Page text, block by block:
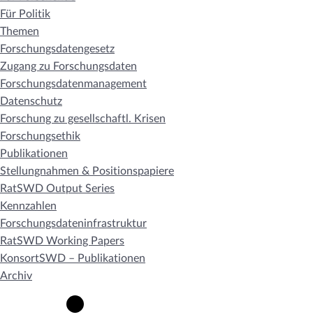
Für Politik
Themen
Forschungsdatengesetz
Zugang zu Forschungsdaten
Forschungsdatenmanagement
Datenschutz
Forschung zu gesellschaftl. Krisen
Forschungsethik
Publikationen
Stellungnahmen & Positionspapiere
RatSWD Output Series
Kennzahlen
Forschungsdateninfrastruktur
RatSWD Working Papers
KonsortSWD – Publikationen
Archiv